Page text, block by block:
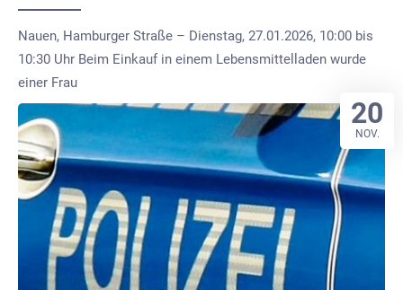
Nauen, Hamburger Straße – Dienstag, 27.01.2026, 10:00 bis
10:30 Uhr Beim Einkauf in einem Lebensmittelladen wurde
einer Frau
20
NOV.